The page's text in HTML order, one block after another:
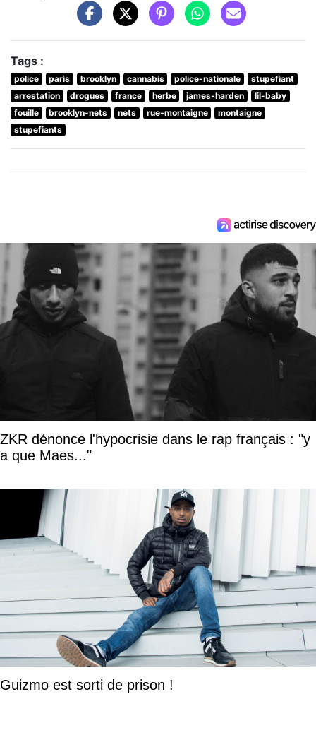
Tags :
police paris brooklyn cannabis police-nationale
stupefiant
arrestation
drogues france herbe james-harden
lil-baby
fouille
brooklyn-nets nets rue-montaigne
montaigne
stupefiants
ZKR dénonce l'hypocrisie dans le rap français : "y
a que Maes..."
Guizmo est sorti de prison !